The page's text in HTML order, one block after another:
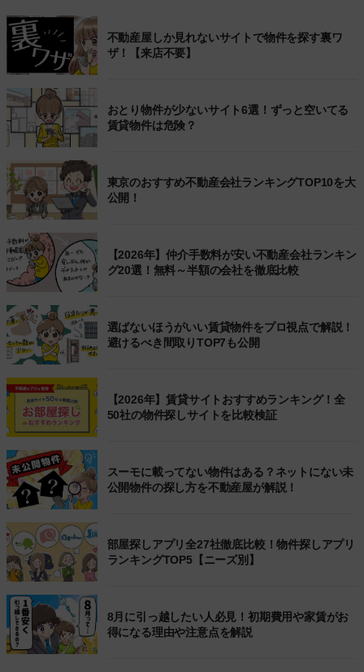
不動産屋しか見れないサイトで物件を探す裏ワ
ザ！【来店不要】
おとり物件が少ないサイト6選！ずっと空いてる
賃貸物件は危険？
東京のおすすめ不動産会社ランキングTOP10を大
公開！
【2026年】仲介手数料が安い不動産会社ランキン
グ20選！無料～半額の会社を徹底比較
選ばないほうがいい賃貸物件をプロ視点で解説！
避けるべき間取りTOP7も公開
【2026年】賃貸サイトおすすめランキング！全
50社の物件探しサイトを比較検証
スーモに載ってない物件はある？ネットにない未
公開物件の探し方を不動産屋が解説！
部屋探しアプリ全27社徹底比較！物件探しアプリ
ランキングTOP5【ニーズ別】
8月に引っ越したい人必見！初期費用や家賃がお
得になる理由や注意点を解説